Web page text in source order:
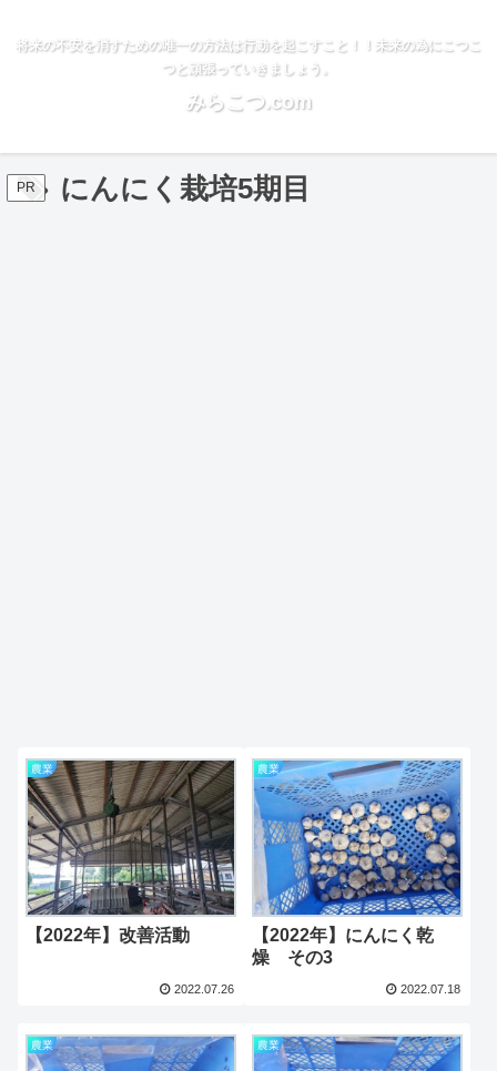
将来の不安を消すための唯一の方法は行動を起こすこと！！未来の為にこつこ
つと頑張っていきましょう。
みらこつ.com
PR にんにく栽培5期目
農業
【2022年】改善活動
2022.07.26
農業
【2022年】にんにく乾
燥 その3
2022.07.18
農業 農業